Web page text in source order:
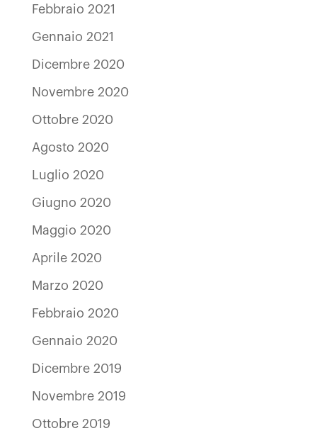
Febbraio 2021
Gennaio 2021
Dicembre 2020
Novembre 2020
Ottobre 2020
Agosto 2020
Luglio 2020
Giugno 2020
Maggio 2020
Aprile 2020
Marzo 2020
Febbraio 2020
Gennaio 2020
Dicembre 2019
Novembre 2019
Ottobre 2019